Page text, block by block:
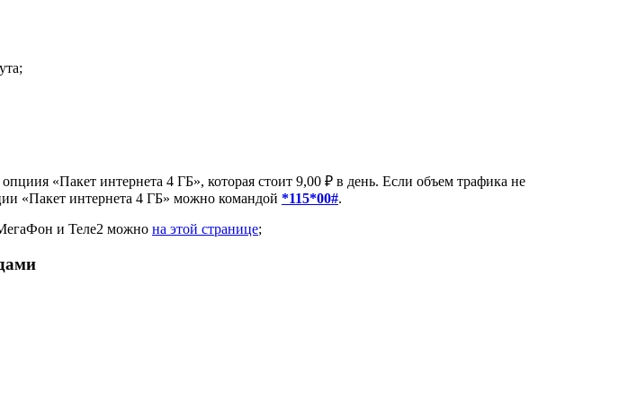
«Пакет интернета 4 ГБ», которая стоит 9,00 ₽ в день. Если объем трафика не
«Пакет интернета 4 ГБ» можно командой *115*00#.
и Теле2 можно на этой странице;